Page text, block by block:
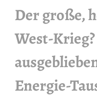
Der große,
West-
Energie-